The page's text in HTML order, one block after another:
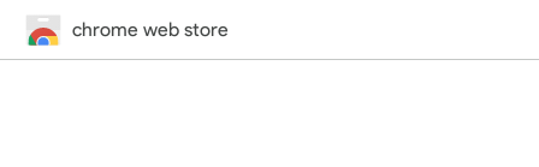
chrome web store